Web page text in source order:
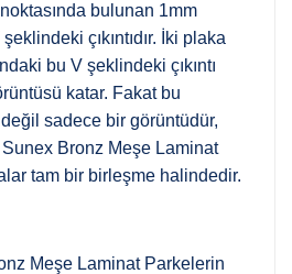
bulunan 1mm
çıkıntıdır. İki plaka
bu V şeklindeki çıkıntı
katar. Fakat bu
sadece bir görüntüdür,
Bronz Meşe Laminat
tam bir birleşme halindedir.
Meşe Laminat Parkelerin